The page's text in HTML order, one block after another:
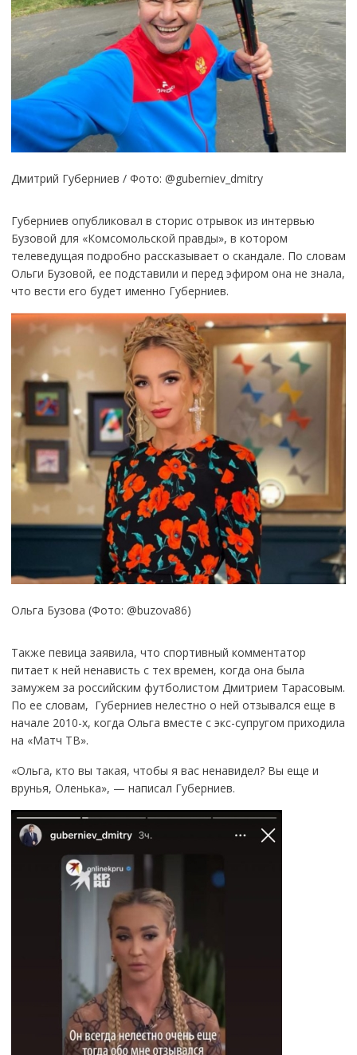
Дмитрий Губерниев / Фото: @guberniev_dmitry
Губерниев опубликовал в сторис отрывок из интервью
Бузовой для «Комсомольской правды», в котором
телеведущая подробно рассказывает о скандале. По словам
Ольги Бузовой, ее подставили и перед эфиром она не знала,
что вести его будет именно Губерниев.
Ольга Бузова (Фото: @buzova86)
Также певица заявила, что спортивный комментатор
питает к ней ненависть с тех времен, когда она была
замужем за российским футболистом Дмитрием Тарасовым.
По ее словам, Губерниев нелестно о ней отзывался еще в
начале 2010-х, когда Ольга вместе с экс-супругом приходила
на «Матч ТВ».
«Ольга, кто вы такая, чтобы я вас ненавидел? Вы еще и
врунья, Оленька», — написал Губерниев.